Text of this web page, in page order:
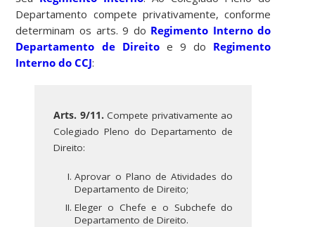
Departamento compete privativamente, conforme
determinam os arts. 9 do Regimento Interno do
Departamento de Direitoe 9 do Regimento
Interno do CCJ:
Arts. 9/11.Compete privativamente ao
Colegiado Pleno do Departamento de
Direito:
Aprovar o Plano de Atividades do
Departamento de Direito;
Eleger o Chefe e o Subchefe do
Departamento de Direito.